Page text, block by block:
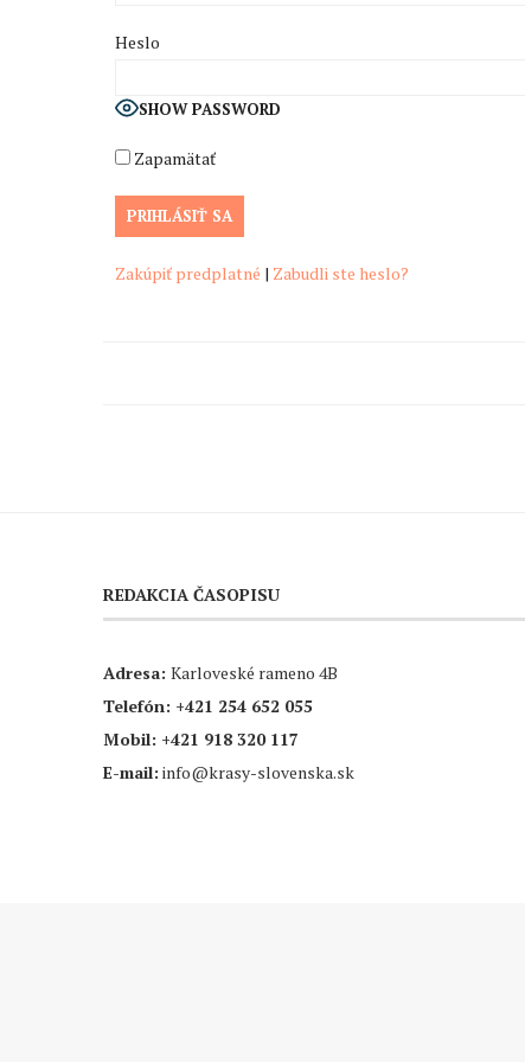
Heslo
SHOW PASSWORD
Zapamätať
Zakúpiť predplatné | Zabudli ste heslo?
REDAKCIA ČASOPISU
Adresa: Karloveské rameno 4B
Telefón: +421 254 652 055
Mobil: +421 918 320 117
E-mail: info@krasy-slovenska.sk